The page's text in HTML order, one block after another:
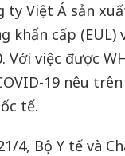
ty Việt Á sản
khẩn cấp (EUL)
Với việc được
19 nêu
tế.
4, Bộ Y tế và